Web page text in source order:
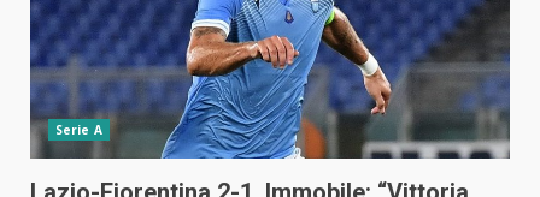
Serie A